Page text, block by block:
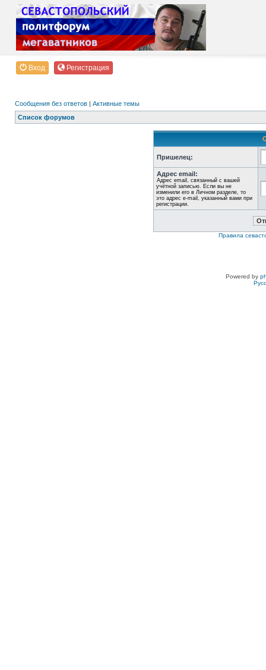
Вход Регистрация
Сообщения без ответов | Активные темы
Список форумов
Пришелец:
Адрес email:
Адрес email, связанный с вашей
учётной записью. Если вы не
изменили его в Личном разделе, то
это адрес e-mail, указанный вами при
регистрации.
Правила
Powered by